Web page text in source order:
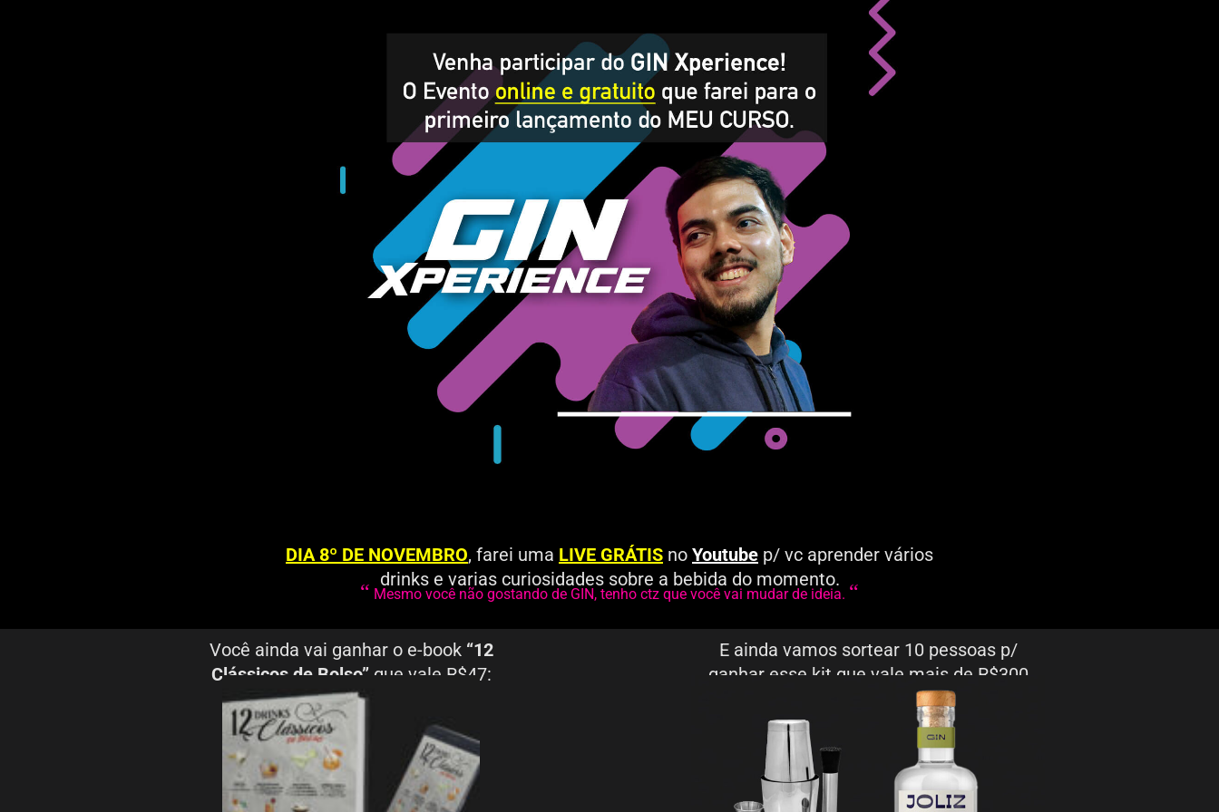
DIA 8º DE NOVEMBRO, farei uma LIVE GRÁTIS no Youtube p/ vc aprender vários
drinks e varias curiosidades sobre a bebida do momento.
“ Mesmo você não gostando de GIN, tenho ctz que você vai mudar de ideia. “
Você ainda vai ganhar o e-book “12
Clássicos de Bolso”que vale R$47:
E ainda vamos sortear 10 pessoas p/
ganhar esse kit que vale mais de R$300